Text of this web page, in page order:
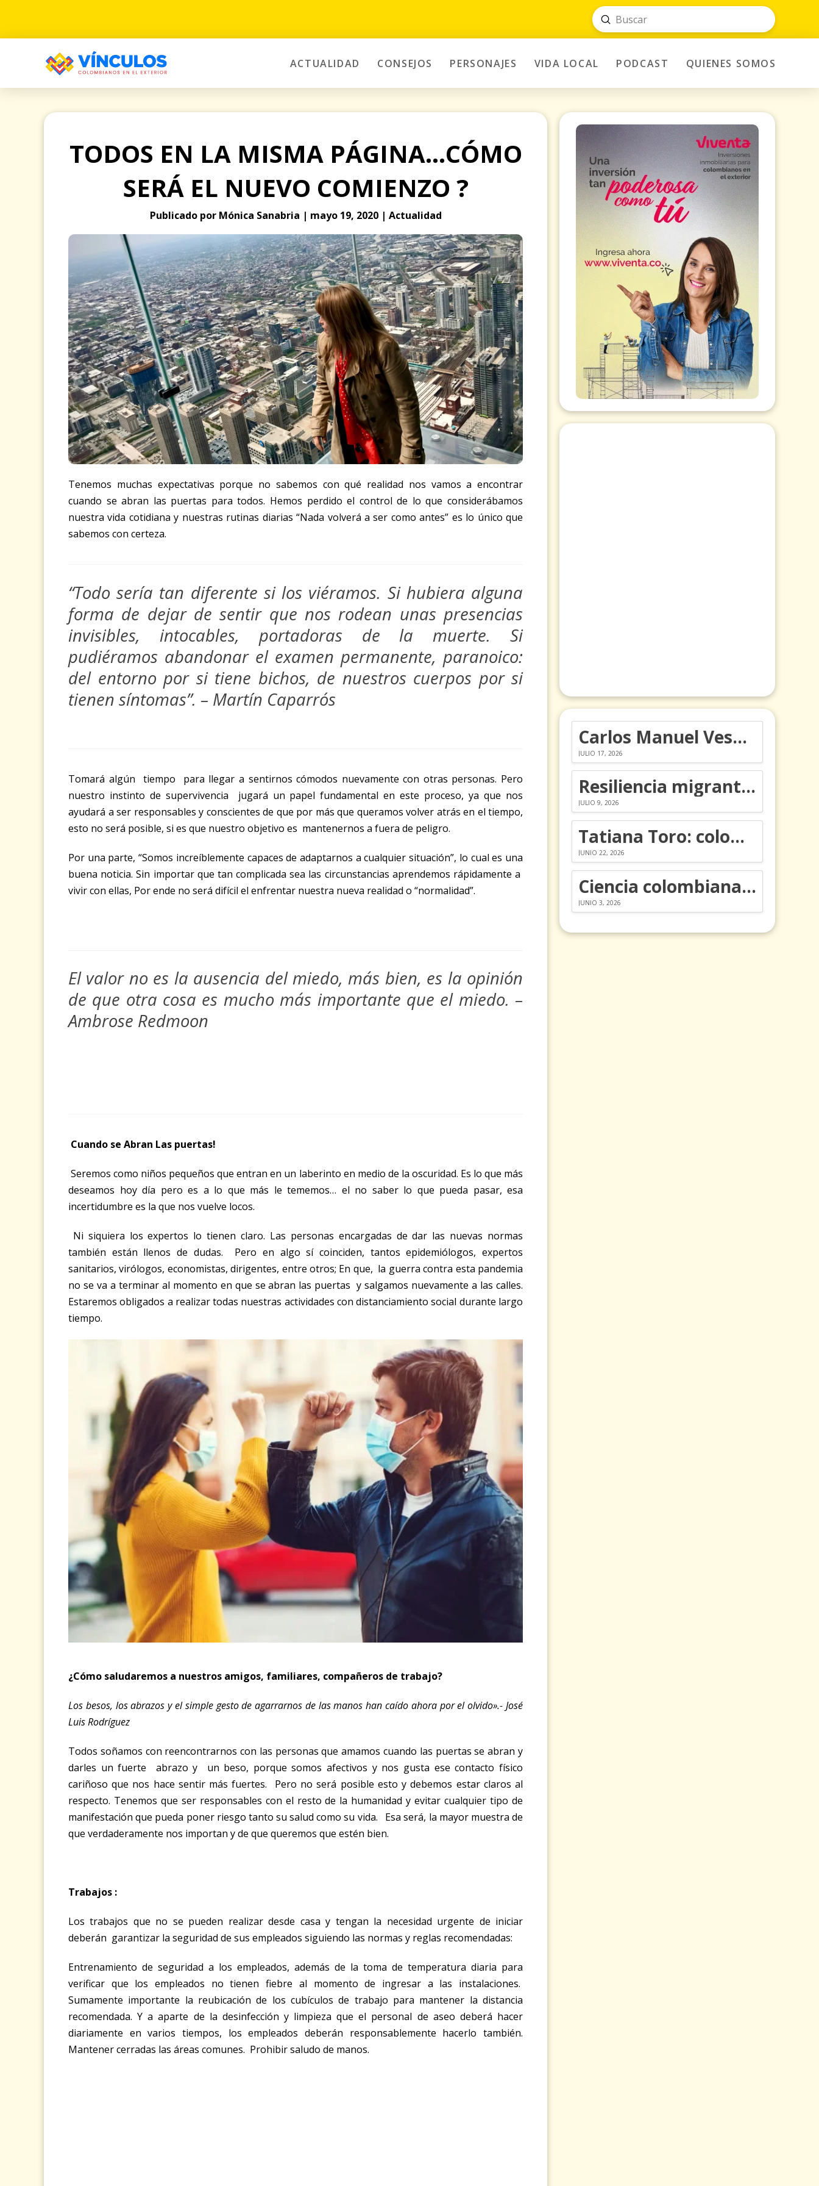
Search
Submit
ACTUALIDAD CONSEJOS PERSONAJES VIDA LOCAL PODCAST QUIENES SOMOS
TODOS EN LA MISMA PÁGINA…CÓMO
SERÁ EL NUEVO COMIENZO ?
Publicado por Mónica Sanabria | mayo 19, 2020 | Actualidad
Tenemos muchas expectativas porque no sabemos con qué realidad nos vamos a encontrar
cuando se abran las puertas para todos. Hemos perdido el control de lo que considerábamos
nuestra vida cotidiana y nuestras rutinas diarias “Nada volverá a ser como antes” es lo único que
sabemos con certeza.
“Todo sería tan diferente si los viéramos. Si hubiera alguna
forma de dejar de sentir que nos rodean unas presencias
invisibles, intocables, portadoras de la muerte. Si
pudiéramos abandonar el examen permanente, paranoico:
del entorno por si tiene bichos, de nuestros cuerpos por si
tienen síntomas”. – Martín Caparrós
Tomará algún tiempo para llegar a sentirnos cómodos nuevamente con otras personas. Pero
nuestro instinto de supervivencia jugará un papel fundamental en este proceso, ya que nos
ayudará a ser responsables y conscientes de que por más que queramos volver atrás en el tiempo,
esto no será posible, si es que nuestro objetivo es mantenernos a fuera de peligro.
Por una parte, “Somos increíblemente capaces de adaptarnos a cualquier situación”, lo cual es una
buena noticia. Sin importar que tan complicada sea las circunstancias aprendemos rápidamente a
vivir con ellas, Por ende no será difícil el enfrentar nuestra nueva realidad o “normalidad”.
El valor no es la ausencia del miedo, más bien, es la opinión
de que otra cosa es mucho más importante que el miedo. –
Ambrose Redmoon
Cuando se Abran Las puertas!
Seremos como niños pequeños que entran en un laberinto en medio de la oscuridad. Es lo que más
deseamos hoy día pero es a lo que más le tememos… el no saber lo que pueda pasar, esa
incertidumbre es la que nos vuelve locos.
Ni siquiera los expertos lo tienen claro. Las personas encargadas de dar las nuevas normas
también están llenos de dudas. Pero en algo sí coinciden, tantos epidemiólogos, expertos
sanitarios, virólogos, economistas, dirigentes, entre otros; En que, la guerra contra esta pandemia
no se va a terminar al momento en que se abran las puertas y salgamos nuevamente a las calles.
Estaremos obligados a realizar todas nuestras actividades con distanciamiento social durante largo
tiempo.
¿Cómo saludaremos a nuestros amigos, familiares, compañeros de trabajo?
Los besos, los abrazos y el simple gesto de agarrarnos de las manos han caído ahora por el olvido».- José
Luis Rodríguez
Todos soñamos con reencontrarnos con las personas que amamos cuando las puertas se abran y
darles un fuerte abrazo y un beso, porque somos afectivos y nos gusta ese contacto físico
cariñoso que nos hace sentir más fuertes. Pero no será posible esto y debemos estar claros al
respecto. Tenemos que ser responsables con el resto de la humanidad y evitar cualquier tipo de
manifestación que pueda poner riesgo tanto su salud como su vida. Esa será, la mayor muestra de
que verdaderamente nos importan y de que queremos que estén bien.
Trabajos :
Los trabajos que no se pueden realizar desde casa y tengan la necesidad urgente de iniciar
deberán garantizar la seguridad de sus empleados siguiendo las normas y reglas recomendadas:
Entrenamiento de seguridad a los empleados, además de la toma de temperatura diaria para
verificar que los empleados no tienen fiebre al momento de ingresar a las instalaciones.
Sumamente importante la reubicación de los cubículos de trabajo para mantener la distancia
recomendada. Y a aparte de la desinfección y limpieza que el personal de aseo deberá hacer
diariamente en varios tiempos, los empleados deberán responsablemente hacerlo también.
Mantener cerradas las áreas comunes. Prohibir saludo de manos.
Carlos Manuel Vesga lleva el nombre de Colombia a los Emmy
JULIO 17, 2026
Resiliencia migrante: 5 emociones y cómo gestionarlas
JULIO 9, 2026
Tatiana Toro: colombiana que cambió la historia de las matemáticas
JUNIO 22, 2026
Ciencia colombiana en la revolución de los órganos en chips
JUNIO 3, 2026